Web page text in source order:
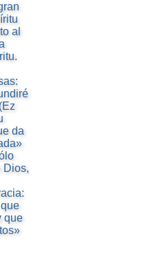
al
da
Dios,
que